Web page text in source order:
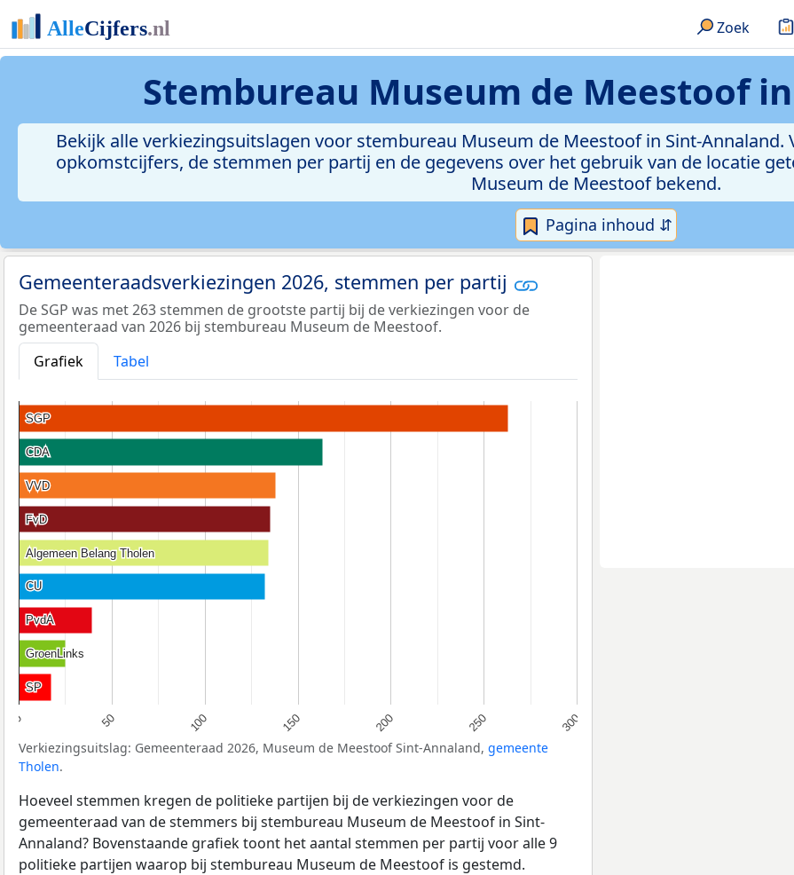
Zoek
Stembureau Museum de Meestoof
Bekijk alle verkiezingsuitslagen voor stembureau Museum de Meestoof in Sint-
opkomstcijfers, de stemmen per partij en de gegevens over het gebruik van de locatie
Museum de Meestoof bekend.
Pagina inhoud ⇵
Gemeenteraadsverkiezingen 2026, stemmen per partij
De SGP was met 263 stemmen de grootste partij bij de verkiezingen voor de
gemeenteraad van 2026 bij stembureau Museum de Meestoof.
Grafiek
Tabel
0 50 100 150 200 250 300
SGP
SGP
CDA
CDA
VVD
VVD
FvD
FvD
Algemeen Belang Tholen
Algemeen Belang Tholen
CU
CU
PvdA
PvdA
GroenLinks
GroenLinks
SP
SP
Verkiezingsuitslag: Gemeenteraad 2026, Museum de Meestoof Sint-Annaland, gemeente
Tholen.
Hoeveel stemmen kregen de politieke partijen bij de verkiezingen voor de
gemeenteraad van de stemmers bij stembureau Museum de Meestoof in Sint-
Annaland? Bovenstaande grafiek toont het aantal stemmen per partij voor alle 9
politieke partijen waarop bij stembureau Museum de Meestoof is gestemd.